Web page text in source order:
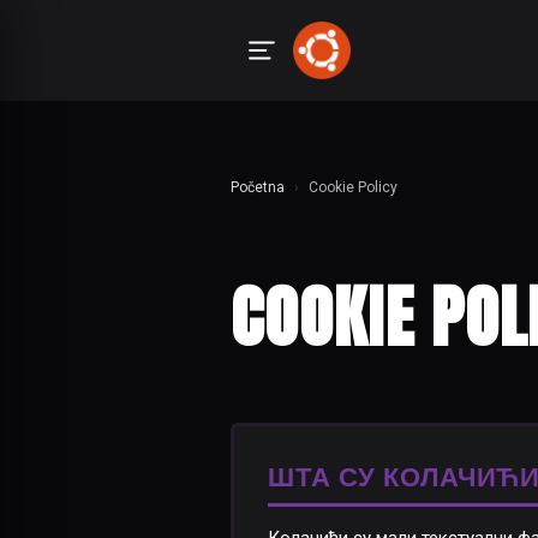
Početna › Cookie Policy
COOKIE
ШТА СУ КОЛАЧИЋИ